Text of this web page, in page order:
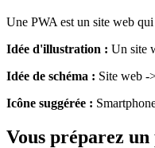
Une PWA est un site web
Idée d'illustration : Un site
Idée de schéma : Site web -
Icône suggérée :
Vous préparez